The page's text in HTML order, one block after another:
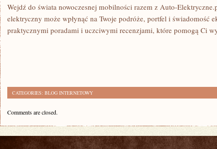
Wejdź do świata nowoczesnej mobilności razem z Auto-
elektryczny może wpłynąć na Twoje podróże, portfel i świadomość
praktycznymi poradami i uczciwymi recenzjami, które pomogą Ci
CATEGORIES: BLOG INTERNETOWY
Comments are closed.